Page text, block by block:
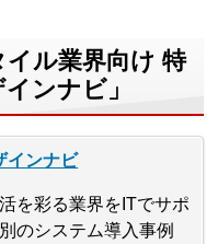
ル業界向け 特
ンナビ」
インナビ
を彩る業界をITでサポ
のシステム導入事例